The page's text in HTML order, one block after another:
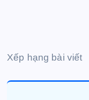
Xếp hạng bài viết